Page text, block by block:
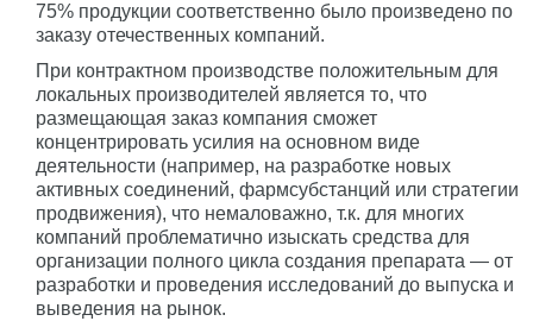
75% продукции соответственно было произведено по
заказу отечественных компаний.
При контрактном производстве положительным для
локальных производителей является то, что
размещающая заказ компания сможет
концентрировать усилия на основном виде
деятельности (например, на разработке новых
активных соединений, фармсубстанций или стратегии
продвижения), что немаловажно, т.к. для многих
компаний проблематично изыскать средства для
организации полного цикла создания препарата — от
разработки и проведения исследований до выпуска и
выведения на рынок.